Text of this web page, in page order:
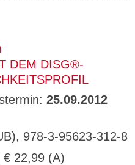
DEM DISG®-
25.09.2012
978-3-95623-312-8
| € 22,99 (A)